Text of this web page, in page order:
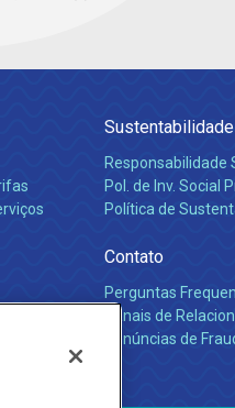
Sustentabilidade
Responsabilidade
Pol. de Inv. Social
Política de
Contato
Perguntas
Canais de
Denúncias de